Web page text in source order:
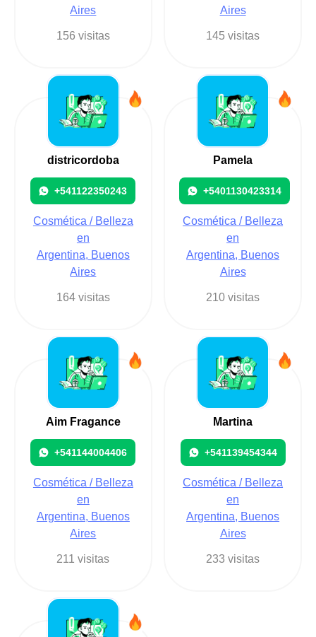
Aires
156 visitas
Aires
145 visitas
districordoba
+541122350243
Cosmética / Belleza
en
Argentina, Buenos
Aires
164 visitas
Pamela
+5401130423314
Cosmética / Belleza
en
Argentina, Buenos
Aires
210 visitas
Aim Fragance
+541144004406
Cosmética / Belleza
en
Argentina, Buenos
Aires
211 visitas
Martina
+541139454344
Cosmética / Belleza
en
Argentina, Buenos
Aires
233 visitas